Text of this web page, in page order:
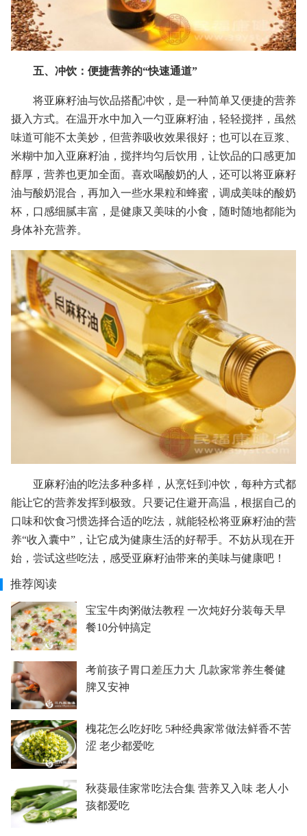
五、冲饮：便捷营养的“快速通道”
将亚麻籽油与饮品搭配冲饮，是一种简单又便捷的营养
摄入方式。在温开水中加入一勺亚麻籽油，轻轻搅拌，虽然
味道可能不太美妙，但营养吸收效果很好；也可以在豆浆、
米糊中加入亚麻籽油，搅拌均匀后饮用，让饮品的口感更加
醇厚，营养也更加全面。喜欢喝酸奶的人，还可以将亚麻籽
油与酸奶混合，再加入一些水果粒和蜂蜜，调成美味的酸奶
杯，口感细腻丰富，是健康又美味的小食，随时随地都能为
身体补充营养。
亚麻籽油的吃法多种多样，从烹饪到冲饮，每种方式都
能让它的营养发挥到极致。只要记住避开高温，根据自己的
口味和饮食习惯选择合适的吃法，就能轻松将亚麻籽油的营
养“收入囊中”，让它成为健康生活的好帮手。不妨从现在开
始，尝试这些吃法，感受亚麻籽油带来的美味与健康吧！
推荐阅读
宝宝牛肉粥做法教程 一次炖好分装每天早
餐10分钟搞定
考前孩子胃口差压力大 几款家常养生餐健
脾又安神
槐花怎么吃好吃 5种经典家常做法鲜香不苦
涩 老少都爱吃
秋葵最佳家常吃法合集 营养又入味 老人小
孩都爱吃